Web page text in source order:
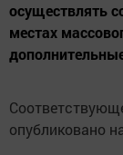
осуществлять
местах
опубликовано